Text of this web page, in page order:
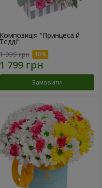
Композиція "Принцеса й
Тедді"
1 999 грн
Замовити